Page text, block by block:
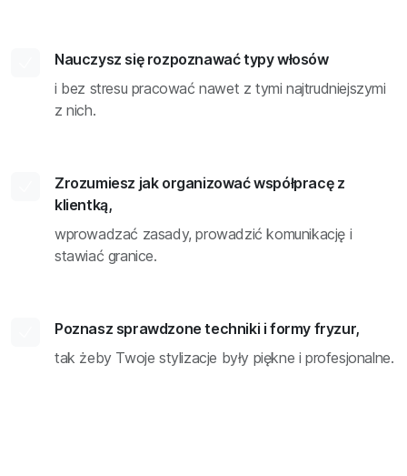
Nauczysz się rozpoznawać typy włosów
i bez stresu pracować nawet z tymi najtrudniejszymi
z nich.
Zrozumiesz jak organizować współpracę z
klientką,
wprowadzać zasady, prowadzić komunikację i
stawiać granice.
Poznasz sprawdzone techniki i formy fryzur,
tak żeby Twoje stylizacje były piękne i profesjonalne.